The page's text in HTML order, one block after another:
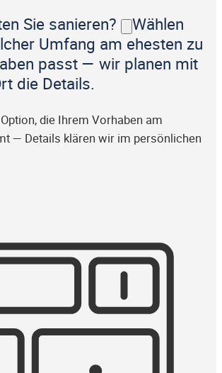
Sie sanieren?
Wählen
Umfang am ehesten zu
passt — wir planen mit
die Details.
die Ihrem Vorhaben am
— Details klären wir im persönlichen